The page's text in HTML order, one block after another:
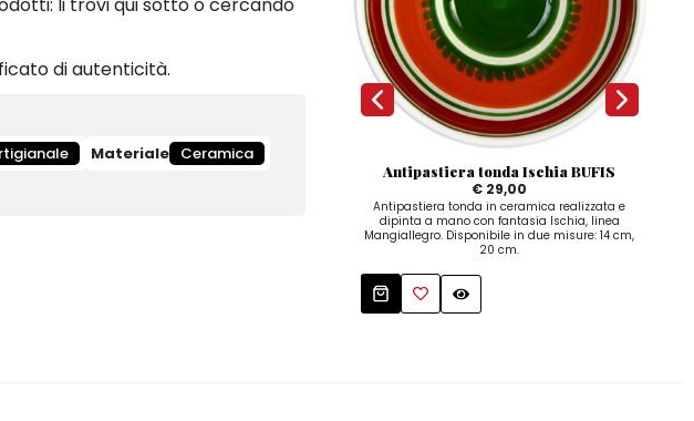
li trovi qui sotto o cercando
di autenticità.
Materiale Ceramica
Antipastiera tonda Ischia BUFIS
€ 29,00
Antipastiera tonda in ceramica realizzata e
dipinta a mano con fantasia Ischia, linea
Mangiallegro. Disponibile in due misure: 14 cm,
20 cm.